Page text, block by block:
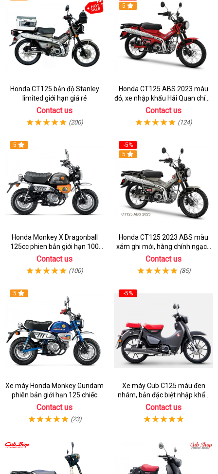
Honda CT125 bản độ Stanley
limited giới hạn giá rẻ
Contact us
(200)
5
Honda CT125 ABS 2023 màu
đỏ, xe nhập khẩu Hải Quan chính
ngạch
Contact us
(124)
5
Honda Monkey X Dragonball
125cc phien bản giới hạn 100
chiếc từ 2 ký ức huyền thoại
Contact us
(100)
-5%
5
Honda CT125 2023 ABS màu
xám ghi mới, hàng chính ngạch
giá tốt nhất thị trường
Contact us
(85)
5
Xe máy Honda Monkey Gundam
phiên bản giới hạn 125 chiếc
Contact us
(23)
-5%
Xe máy Cub C125 màu đen
nhám, bản đặc biệt nhập khẩu
Thái lan
Contact us